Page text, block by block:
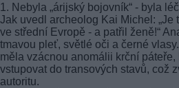
1. Nebyla „árijský bojovník“ - byla
Jak uvedl archeolog Kai Michel:
ve střední Evropě - a patřil ženě!“
tmavou pleť, světlé oči a černé
měla vzácnou anomálii krční
vstupovat do transových stavů, což
autoritu.